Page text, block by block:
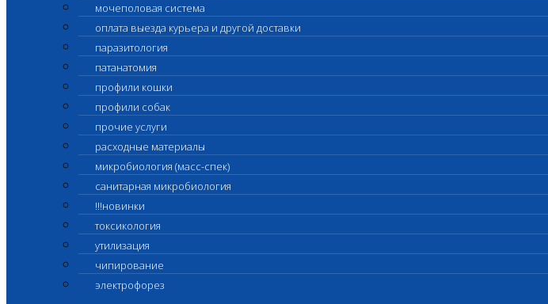
мочеполовая система
оплата выезда курьера и другой доставки
паразитология
патанатомия
профили кошки
профили собак
прочие услуги
расходные материалы
микробиология (масс-спек)
санитарная микробиология
!!!новинки
токсикология
утилизация
чипирование
электрофорез